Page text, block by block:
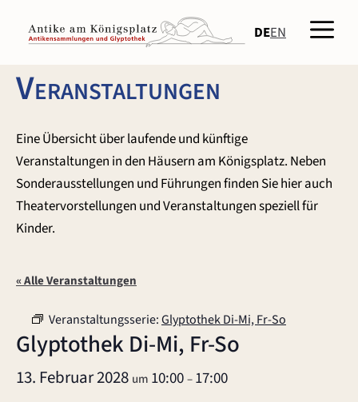
Inhalt
springen
DEEN
Veranstaltungen
Eine Übersicht über laufende und künftige
Veranstaltungen in den Häusern am Königsplatz. Neben
Sonderausstellungen und Führungen finden Sie hier auch
Theatervorstellungen und Veranstaltungen speziell für
Kinder.
« Alle Veranstaltungen
Veranstaltungsserie:Glyptothek Di-Mi, Fr-So
Glyptothek Di-Mi, Fr-So
13. Februar 2028 um 10:00–17:00